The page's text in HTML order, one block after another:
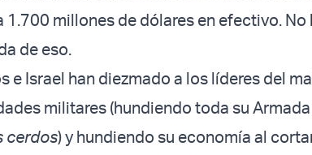
1.700 millones de dólares en efectivo. No
de eso.
e Israel han diezmado a los líderes del
militares (hundiendo toda su Armada
cerdos) y hundiendo su economía al